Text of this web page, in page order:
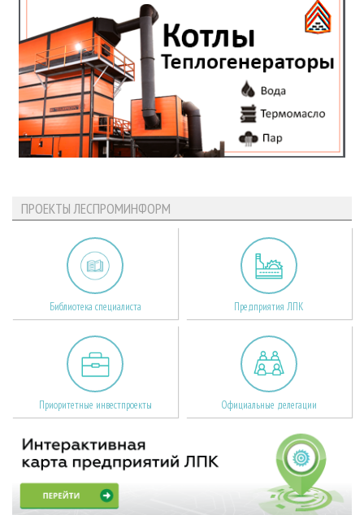
ПРОЕКТЫ ЛЕСПРОМИНФОРМ
Библиотека специалиста Предприятия ЛПК
Приоритетные инвестпроекты Официальные делегации